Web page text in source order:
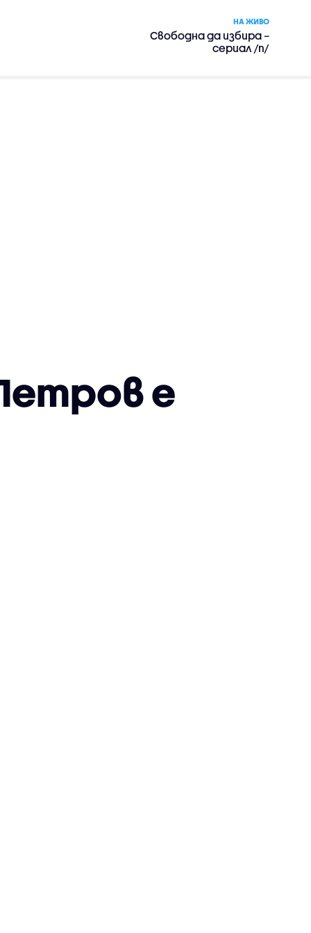
НА ЖИВО
Свободна да избира –
сериал /п/
е